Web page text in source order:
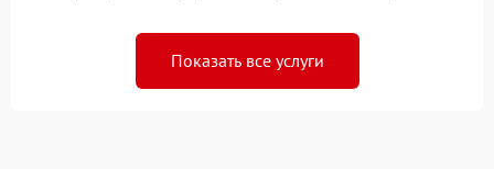
Показать все услуги